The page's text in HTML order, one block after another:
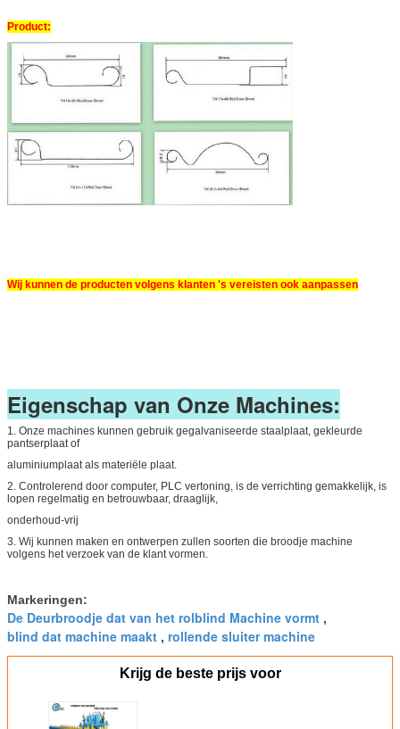
Product:
Wij kunnen de producten volgens klanten 's vereisten ook aanpassen
Eigenschap van Onze Machines:
1. Onze machines kunnen gebruik gegalvaniseerde staalplaat, gekleurde
pantserplaat of
aluminiumplaat als materiële plaat.
2. Controlerend door computer, PLC vertoning, is de verrichting gemakkelijk, is
lopen regelmatig en betrouwbaar, draaglijk,
onderhoud-vrij
3. Wij kunnen maken en ontwerpen zullen soorten die broodje machine
volgens het verzoek van de klant vormen.
Markeringen:
De Deurbroodje dat van het rolblind Machine vormt ,
blind dat machine maakt , rollende sluiter machine
Krijg de beste prijs voor